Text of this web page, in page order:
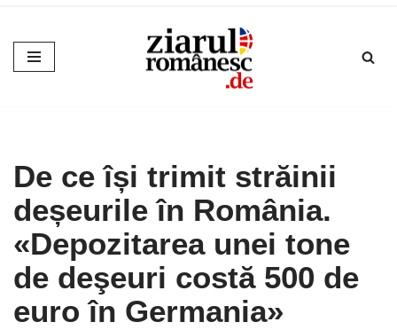
Sari
la
De ce își trimit străinii
deșeurile în România.
«Depozitarea unei tone
de deşeuri costă 500 de
euro în Germania»